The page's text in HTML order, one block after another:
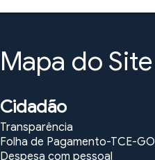
Mapa do Site
Cidadão
Transparência
Folha de Pagamento-TCE-GO
Despesa com pessoal